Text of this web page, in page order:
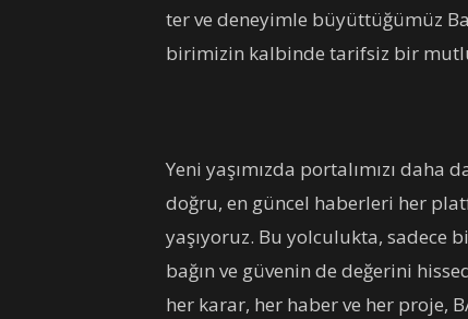
ter ve deneyimle büyüttüğümüz
birimizin kalbinde tarifsiz bir
Yeni yaşımızda portalımızı
doğru, en güncel haberleri her
yaşıyoruz. Bu yolculukta,
bağın ve güvenin de değerini
her karar, her haber ve her proje,